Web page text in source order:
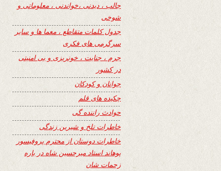
جالب ، دیدنی ،خواندنی ، معلوماتی و
شوخی
جدول کلمات متقاطع ، معما ها و سایر
سرگرمی های فکری
جرم ، جنایت ، خونریزی و بی امنیتی
در کشور
جوانان و کودکان
چکیده های قلم
حوادث راننده گی
خاطرات تلخ و شیرین زندگی
خاطرات دوستان از محترم پروفیسور
پوهاند استاد میرحسین شاه در باره
زحمات شان